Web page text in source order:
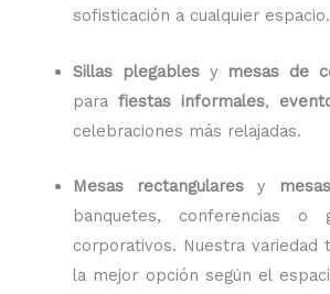
sofisticación a cualquier espacio.
Sillas plegablesy mesas de
parafiestas informales,
celebraciones más relajadas.
Mesas rectangulares y
banquetes, conferencias o
corporativos. Nuestra variedad
la mejor opción según el